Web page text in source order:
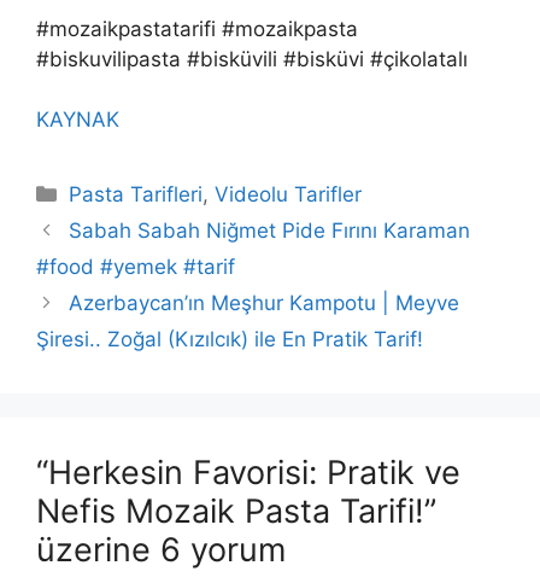
#mozaikpastatarifi #mozaikpasta
#biskuvilipasta #bisküvili #bisküvi #çikolatalı
KAYNAK
Kategoriler
Pasta Tarifleri,Videolu Tarifler
Sabah Sabah Niğmet Pide Fırını Karaman
#food #yemek #tarif
Azerbaycan’ın Meşhur Kampotu | Meyve
Şiresi.. Zoğal (Kızılcık) ile En Pratik Tarif!
“Herkesin Favorisi: Pratik ve
Nefis Mozaik Pasta Tarifi!”
üzerine 6 yorum